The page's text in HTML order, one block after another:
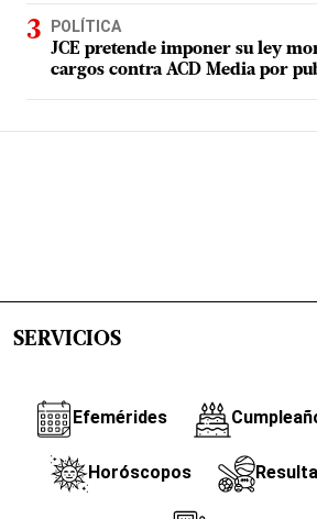
POLÍTICA
JCE pretende imponer su ley
cargos contra ACD Media por
SERVICIOS
Efemérides
Horóscopos